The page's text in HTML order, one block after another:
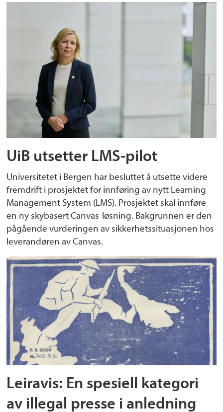
UiB utsetter LMS-pilot
Universitetet i Bergen har besluttet å utsette videre
fremdrift i prosjektet for innføring av nytt Learning
Management System (LMS). Prosjektet skal innføre
en ny skybasert Canvas-løsning. Bakgrunnen er den
pågående vurderingen av sikkerhetssituasjonen hos
leverandøren av Canvas.
Leiravis: En spesiell kategori
av illegal presse i anledning